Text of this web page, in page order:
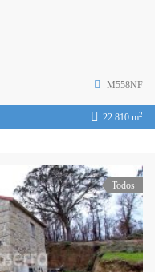
M558NF
22.810 m2
Todos